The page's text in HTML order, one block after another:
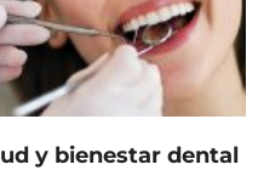
y bienestar dental